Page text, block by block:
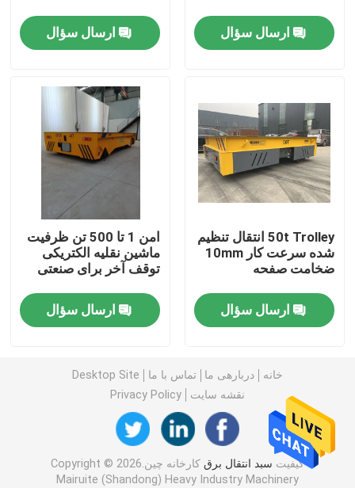
درخواست نقل قول
سبد انتقال AGV
سبد حمل و نقل ریلی
سطل بگیر
جرثقیل بالابر قایق بادبانی
پخش کننده جرثقیل کانتینری
جرثقیل ضد انفجار
سایبان سازه فولادی
ارسال سؤال ارسال سؤال
50t Trolley انتقال تنظیم
شده سرعت کار 10mm
ضخامت صفحه
ارسال سؤال
امن 1 تا 500 تن ظرفیت
ماشین نقلیه الکتریکی
توقف آخر برای صنعتی
ارسال سؤال
خانه دربارهی ما تماس با ما
Desktop Site
نقشه سایت
Privacy Policy
کیفیت سبد انتقال برق
کارخانه چین.Copyright © 2026
Mairuite (Shandong) Heavy Industry Machinery